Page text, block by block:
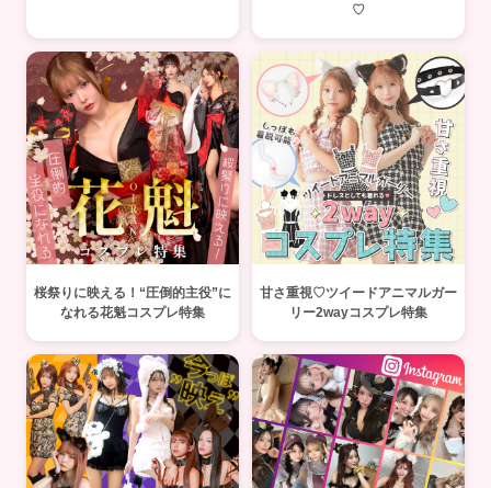
♡
桜祭りに映える！“圧倒的主役”に
なれる花魁コスプレ特集
甘さ重視♡ツイードアニマルガー
リー2wayコスプレ特集